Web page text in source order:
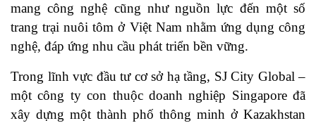
mang công nghệ cũng như nguồn lực đến một số
trang trại nuôi tôm ở Việt Nam nhằm ứng dụng công
nghệ, đáp ứng nhu cầu phát triển bền vững.
Trong lĩnh vực đầu tư cơ sở hạ tầng, SJ City Global –
một công ty con thuộc doanh nghiệp Singapore đã
xây dựng một thành phố thông minh ở Kazakhstan